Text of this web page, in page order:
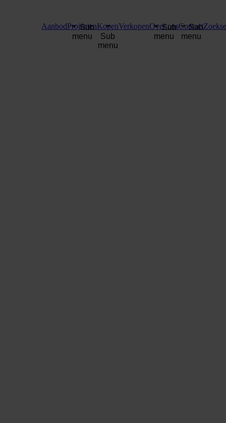
AanbodProjecten
Sub
menu
Kopen
Sub
menu
VerkopenOver ons
Sub
menu
Contact
Sub
menu